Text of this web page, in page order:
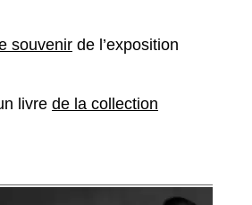
souvenir de l’exposition
livre de la collection